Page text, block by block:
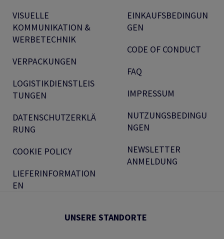
VISUELLE
KOMMUNIKATION &
WERBETECHNIK
VERPACKUNGEN
LOGISTIKDIENSTLEIS
TUNGEN
DATENSCHUTZERKLÄ
RUNG
COOKIE POLICY
LIEFERINFORMATION
EN
EINKAUFSBEDINGUN
GEN
CODE OF CONDUCT
FAQ
IMPRESSUM
NUTZUNGSBEDINGU
NGEN
NEWSLETTER
ANMELDUNG
UNSERE STANDORTE